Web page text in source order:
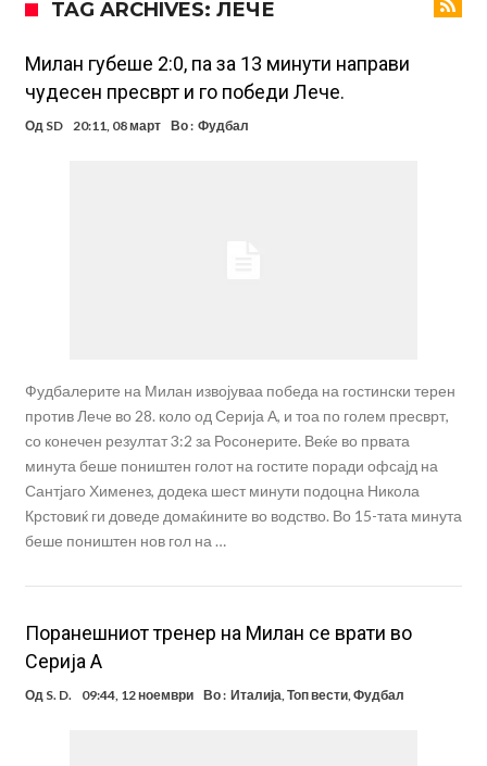
Манчестер Сити веќе му најде замена на Родри, и тоа во голем
ривал!
Само два играчи во историјата на фудбалот го
направиле„невозможното“: Едниот е Меси, знаете ли кој е
другиот?
Атлетико Мадрид презема (не)очекуван потег!
Истината излезе на виделина: Родри како никој никогаш го понижи
TAG ARCHIVES: ЛЕЧЕ
Милан губеше 2:0, па за 13 минути направи
чудесен пресврт и го победи Лече.
Од SD 20:11, 08 март Во : Фудбал
Фудбалерите на Милан извојуваа победа на гостински терен
против Лече во 28. коло од Серија А, и тоа по голем пресврт,
со конечен резултат 3:2 за Росонерите. Веќе во првата
минута беше поништен голот на гостите поради офсајд на
Сантјаго Хименез, додека шест минути подоцна Никола
Крстовиќ ги доведе домаќините во водство. Во 15-тата минута
беше поништен нов гол на …
Поранешниот тренер на Милан се врати во
Серија А
Од S. D. 09:44, 12 ноември Во : Италија,Топ вести,Фудбал